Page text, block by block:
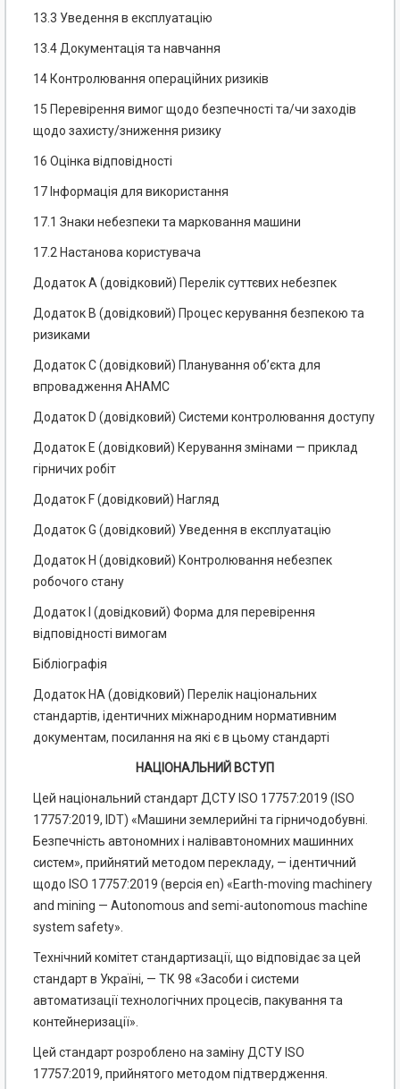
13.3 Уведення в експлуатацію
13.4 Документація та навчання
14 Контролювання операційних ризиків
15 Перевірення вимог щодо безпечності та/чи заходів
щодо захисту/зниження ризику
16 Оцінка відповідності
17 Інформація для використання
17.1 Знаки небезпеки та марковання машини
17.2 Настанова користувача
Додаток А (довідковий) Перелік суттєвих небезпек
Додаток В (довідковий) Процес керування безпекою та
ризиками
Додаток С (довідковий) Планування об’єкта для
впровадження АНАМС
Додаток D (довідковий) Системи контролювання доступу
Додаток Е (довідковий) Керування змінами — приклад
гірничих робіт
Додаток F (довідковий) Нагляд
Додаток G (довідковий) Уведення в експлуатацію
Додаток Н (довідковий) Контролювання небезпек
робочого стану
Додаток І (довідковий) Форма для перевірення
відповідності вимогам
Бібліографія
Додаток НА (довідковий) Перелік національних
стандартів, ідентичних міжнародним нормативним
документам, посилання на які є в цьому стандарті
НАЦІОНАЛЬНИЙ ВСТУП
Цей національний стандарт ДСТУ ISO 17757:2019 (ISO
17757:2019, IDT) «Машини землерийні та гірничодобувні.
Безпечність автономних і налівавтономних машинних
систем», прийнятий методом перекладу, — ідентичний
щодо ISO 17757:2019 (версія en) «Earth-moving machinery
and mining — Autonomous and semi-autonomous machine
system safety».
Технічний комітет стандартизації, що відповідає за цей
стандарт в Україні, — ТК 98 «Засоби і системи
автоматизації технологічних процесів, пакування та
контейнеризації».
Цей стандарт розроблено на заміну ДСТУ ISO
17757:2019, прийнятого методом підтвердження.